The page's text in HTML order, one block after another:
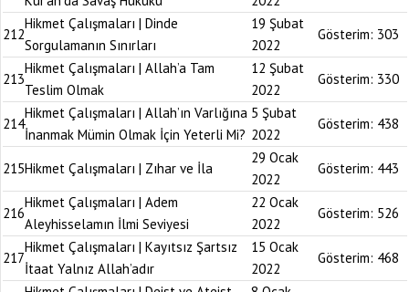
212
Hikmet Çalışmaları | Dinde
Sorgulamanın Sınırları
19 Şubat
2022
Gösterim: 303
213
Hikmet Çalışmaları | Allah’a Tam
Teslim Olmak
12 Şubat
2022
Gösterim: 330
214
Hikmet Çalışmaları | Allah’ın Varlığına
İnanmak Mümin Olmak İçin Yeterli Mi?
5 Şubat
2022
Gösterim: 438
215Hikmet Çalışmaları | Zıhar ve İla
29 Ocak
2022
Gösterim: 443
216
Hikmet Çalışmaları | Adem
Aleyhisselamın İlmi Seviyesi
22 Ocak
2022
Gösterim: 526
217
Hikmet Çalışmaları | Kayıtsız Şartsız
İtaat Yalnız Allah’adır
15 Ocak
2022
Gösterim: 468